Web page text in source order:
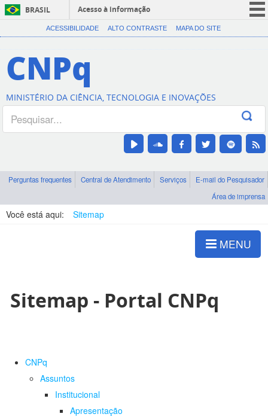
BRASIL
Acesso à informação
CORONAVÍRUS (COVID-19)
Canais
ACESSIBILIDADE ALTO CONTRASTE MAPA DO SITE
CNPq
MINISTÉRIO DA CIÊNCIA, TECNOLOGIA E INOVAÇÕES
Perguntas frequentes Central de Atendimento Serviços
E-mail do Pesquisador
Área de imprensa
Você está aqui: Sitemap
MENU
Sitemap - Portal CNPq
CNPq
Assuntos
Institucional
Apresentação